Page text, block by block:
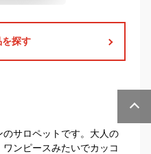
探す
サロペットです。大人の
ンピースみたいでカッコ